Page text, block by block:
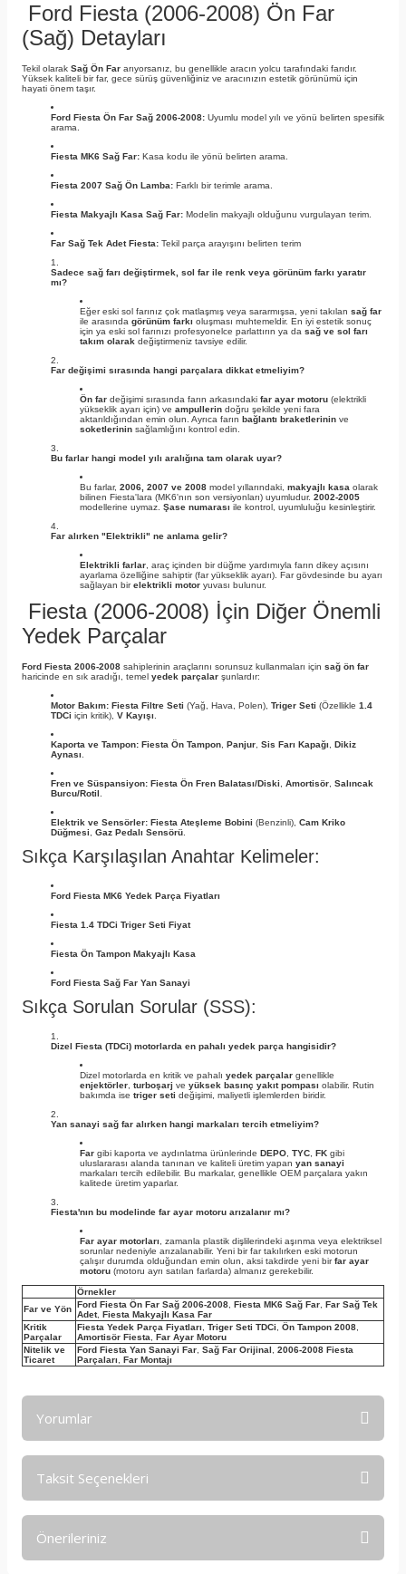
Ford Fiesta (2006-2008) Ön Far
(Sağ) Detayları
Tekil olarak Sağ Ön Far arıyorsanız, bu genellikle aracın yolcu tarafındaki farıdır.
Yüksek kaliteli bir far, gece sürüş güvenliğiniz ve aracınızın estetik görünümü için
hayati önem taşır.
Ford Fiesta Ön Far Sağ 2006-2008: Uyumlu model yılı ve yönü belirten spesifik
arama.
Fiesta MK6 Sağ Far: Kasa kodu ile yönü belirten arama.
Fiesta 2007 Sağ Ön Lamba: Farklı bir terimle arama.
Fiesta Makyajlı Kasa Sağ Far: Modelin makyajlı olduğunu vurgulayan terim.
Far Sağ Tek Adet Fiesta: Tekil parça arayışını belirten terim
Sadece sağ farı değiştirmek, sol far ile renk veya görünüm farkı yaratır
mı?
Eğer eski sol farınız çok matlaşmış veya sararmışsa, yeni takılan sağ far
ile arasında görünüm farkı oluşması muhtemeldir. En iyi estetik sonuç
için ya eski sol farınızı profesyonelce parlattırın ya da sağ ve sol farı
takım olarak değiştirmeniz tavsiye edilir.
Far değişimi sırasında hangi parçalara dikkat etmeliyim?
Ön far değişimi sırasında farın arkasındaki far ayar motoru (elektrikli
yükseklik ayarı için) ve ampullerin doğru şekilde yeni fara
aktarıldığından emin olun. Ayrıca farın bağlantı braketlerinin ve
soketlerinin sağlamlığını kontrol edin.
Bu farlar hangi model yılı aralığına tam olarak uyar?
Bu farlar, 2006, 2007 ve 2008 model yıllarındaki, makyajlı kasa olarak
bilinen Fiesta'lara (MK6'nın son versiyonları) uyumludur. 2002-2005
modellerine uymaz. Şase numarası ile kontrol, uyumluluğu kesinleştirir.
Far alırken "Elektrikli" ne anlama gelir?
Elektrikli farlar , araç içinden bir düğme yardımıyla farın dikey açısını
ayarlama özelliğine sahiptir (far yükseklik ayarı). Far gövdesinde bu ayarı
sağlayan birelektrikli motor yuvası bulunur.
Fiesta (2006-2008) İçin Diğer Önemli
Yedek Parçalar
Ford Fiesta 2006-2008 sahiplerinin araçlarını sorunsuz kullanmaları için sağ ön far
haricinde en sık aradığı, temel yedek parçalar şunlardır:
Motor Bakım: Fiesta Filtre Seti (Yağ, Hava, Polen), Triger Seti (Özellikle 1.4
TDCi için kritik), V Kayışı
Kaporta ve Tampon: Fiesta Ön Tampon Panjur Sis Farı Kapağı
Dikiz
Aynası
Fren ve Süspansiyon: Fiesta Ön Fren Balatası/Diski Amortisör Salıncak
Burcu/Rotil
Elektrik ve Sensörler: Fiesta Ateşleme Bobini (Benzinli), Cam Kriko
Düğmesi
Gaz Pedalı Sensörü
Sıkça Karşılaşılan Anahtar Kelimeler:
Ford Fiesta MK6 Yedek Parça Fiyatları
Fiesta 1.4 TDCi Triger Seti Fiyat
Fiesta Ön Tampon Makyajlı Kasa
Ford Fiesta Sağ Far Yan Sanayi
Sıkça Sorulan Sorular (SSS):
Dizel Fiesta (TDCi) motorlarda en pahalı yedek parça hangisidir?
Dizel motorlarda en kritik ve pahalı yedek parçalar genellikle
enjektörler turboşarj ve yüksek basınç yakıt pompası olabilir. Rutin
bakımda ise triger seti değişimi, maliyetli işlemlerden biridir.
Yan sanayi sağ far alırken hangi markaları tercih etmeliyim?
Far gibi kaporta ve aydınlatma ürünlerinde DEPO TYC FK gibi
uluslararası alanda tanınan ve kaliteli üretim yapan yan sanayi
markaları tercih edilebilir. Bu markalar, genellikle OEM parçalara yakın
kalitede üretim yaparlar.
Fiesta'nın bu modelinde far ayar motoru arızalanır mı?
Far ayar motorları , zamanla plastik dişlilerindeki aşınma veya elektriksel
sorunlar nedeniyle arızalanabilir. Yeni bir far takılırken eski motorun
çalışır durumda olduğundan emin olun, aksi takdirde yeni birfar ayar
motoru (motoru ayrı satılan farlarda) almanız gerekebilir.
Örnekler
Far ve Yön Ford Fiesta Ön Far Sağ 2006-2008 Fiesta MK6 Sağ Far Far Sağ Tek
Adet, Fiesta Makyajlı Kasa Far
Kritik
Parçalar
Fiesta Yedek Parça Fiyatları Triger Seti TDCi Ön Tampon 2008
Amortisör Fiesta
Far Ayar Motoru
Nitelik ve
Ticaret
Ford Fiesta Yan Sanayi Far Sağ Far Orijinal
2006-2008 Fiesta
Parçaları
Far Montajı
Yorumlar
Taksit Seçenekleri
Önerileriniz